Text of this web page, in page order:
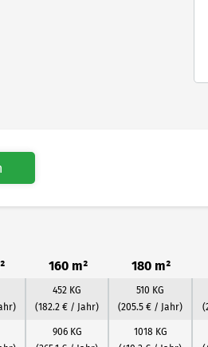
160 m² 180 m²
452 KG
(182.2 € / Jahr)
510 KG
(205.5 € / Jahr)
906 KG
1018 KG